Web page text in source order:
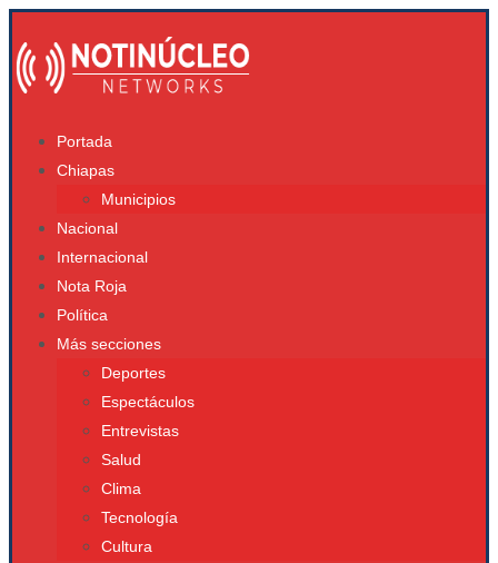
Portada
Chiapas
Municipios
Nacional
Internacional
Nota Roja
Política
Más secciones
Deportes
Espectáculos
Entrevistas
Salud
Clima
Tecnología
Cultura